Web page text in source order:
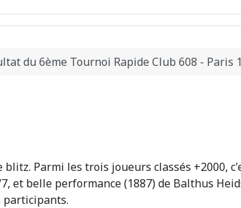
du 6ème Tournoi Rapide Club 608 - Paris
Parmi les trois joueurs classés +2000,
et belle performance (1887) de Balthus
participants.